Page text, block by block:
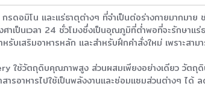
กรดอมิโน และแร่ธาตุต่างๆ ที่จำเป็นต่อร่างกายมากม
เป็นเวลา 24 ชั่วโมงซึ่งเป็นอุณภูมิที่ต่ำพอที่จะรักษาแร่
บเสริมอาหารหลัก และสำหรับฝึกคำสั่งใหม่ เพราะสา
ใช้วัตถุดิบคุณภาพสูง ส่วนผสมเพียงอย่างเดียว วัต
สารอาหารไปใช้เป็นพลังงานและซ่อมแซมส่วนต่างๆ